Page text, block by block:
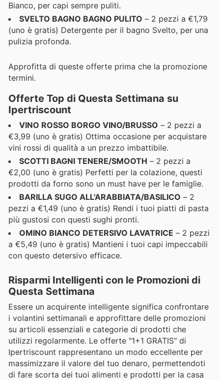
Bianco, per capi sempre puliti.
SVELTO BAGNO BAGNO PULITO – 2 pezzi a €1,79
(uno è gratis) Detergente per il bagno Svelto, per una
pulizia profonda.
Approfitta di queste offerte prima che la promozione
termini.
Offerte Top di Questa Settimana su
Ipertriscount
VINO ROSSO BORGO VINO/BRUSSO – 2 pezzi a
€3,99 (uno è gratis) Ottima occasione per acquistare
vini rossi di qualità a un prezzo imbattibile.
SCOTTI BAGNI TENERE/SMOOTH – 2 pezzi a
€2,00 (uno è gratis) Perfetti per la colazione, questi
prodotti da forno sono un must have per le famiglie.
BARILLA SUGO ALL'ARABBIATA/BASILICO – 2
pezzi a €1,49 (uno è gratis) Rendi i tuoi piatti di pasta
più gustosi con questi sughi pronti.
OMINO BIANCO DETERSIVO LAVATRICE – 2 pezzi
a €5,49 (uno è gratis) Mantieni i tuoi capi impeccabili
con questo detersivo efficace.
Risparmi Intelligenti con le Promozioni di
Questa Settimana
Essere un acquirente intelligente significa confrontare
i volantini settimanali e approfittare delle promozioni
su articoli essenziali e categorie di prodotti che
utilizzi regolarmente. Le offerte "1+1 GRATIS" di
Ipertriscount rappresentano un modo eccellente per
massimizzare il valore del tuo denaro, permettendoti
di fare scorta dei tuoi alimenti e prodotti per la casa